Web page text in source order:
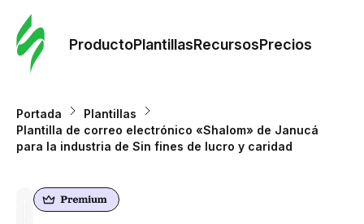
ProductoPlantillasRecursosPrecios
Portada
Plantillas
Plantilla de correo electrónico «Shalom» de Janucá
para la industria de Sin fines de lucro y caridad